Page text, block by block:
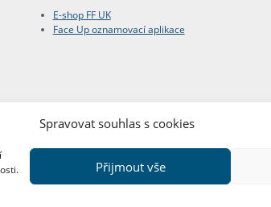
Spravovat souhlas s cookies
Přijmout vše
E-shop FF UK
Face Up oznamovací aplikace